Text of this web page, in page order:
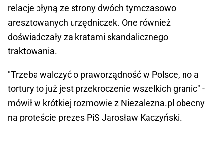
relacje płyną ze strony dwóch tymczasowo
aresztowanych urzędniczek. One również
doświadczały za kratami skandalicznego
traktowania.
"Trzeba walczyć o praworządność w Polsce, no a
tortury to już jest przekroczenie wszelkich granic" -
mówił w krótkiej rozmowie z Niezalezna.pl obecny
na proteście prezes PiS Jarosław Kaczyński.